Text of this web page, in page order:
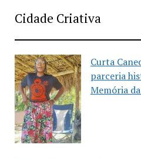
Cidade Criativa
Curta
parceria
Memória